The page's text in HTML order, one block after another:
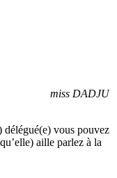
miss DADJU
délégué(e) vous pouvez
aille parlez à la